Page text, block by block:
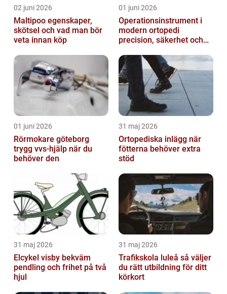
02 juni 2026
Maltipoo egenskaper,
skötsel och vad man bör
veta innan köp
01 juni 2026
Operationsinstrument i
modern ortopedi
precision, säkerhet och
01 juni 2026
Rörmokare göteborg
trygg vvs-hjälp när du
behöver den
31 maj 2026
Ortopediska inlägg när
fötterna behöver extra
stöd
31 maj 2026
Elcykel visby bekväm
pendling och frihet på två
hjul
31 maj 2026
Trafikskola luleå så väljer
du rätt utbildning för ditt
körkort